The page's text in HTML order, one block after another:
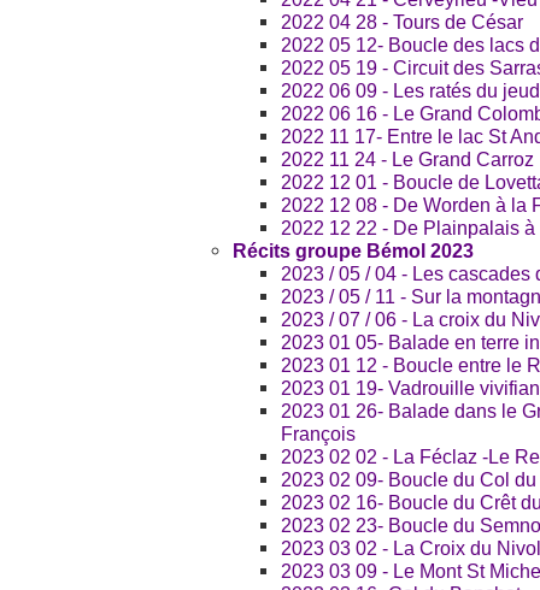
2022 04 28 - Tours de César
2022 05 12- Boucle des lacs
2022 05 19 - Circuit des
2022 06 09 - Les ratés du
2022 06 16 - Le Grand
2022 11 17- Entre le lac St
2022 11 24 - Le Grand Carroz
2022 12 01 - Boucle de
2022 12 08 - De Worden à la
2022 12 22 - De Plainpalais
Récits groupe Bémol 2023
2023 / 05 / 04 - Les cascades
2023 / 05 / 11 - Sur la
2023 / 07 / 06 - La croix du
2023 01 05- Balade en terre
2023 01 12 - Boucle entre le
2023 01 19- Vadrouille
2023 01 26- Balade dans le
François
2023 02 02 - La Féclaz -Le
2023 02 09- Boucle du Col
2023 02 16- Boucle du Crêt
2023 02 23- Boucle du
2023 03 02 - La Croix du
2023 03 09 - Le Mont St